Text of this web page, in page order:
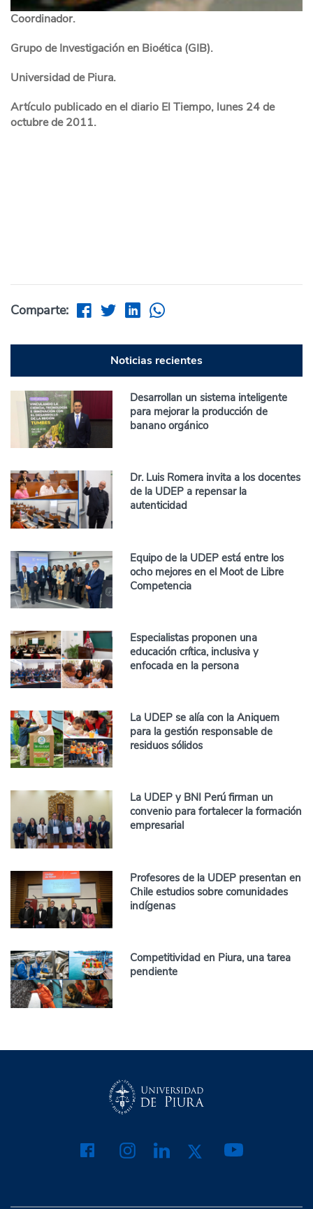
Coordinador.
Grupo de Investigación en Bioética (GIB).
Universidad de Piura.
Artículo publicado en el diario El Tiempo, lunes 24 de
octubre de 2011.
Comparte:
Noticias recientes
Desarrollan un sistema inteligente
para mejorar la producción de
banano orgánico
Dr. Luis Romera invita a los docentes
de la UDEP a repensar la
autenticidad
Equipo de la UDEP está entre los
ocho mejores en el Moot de Libre
Competencia
Especialistas proponen una
educación crítica, inclusiva y
enfocada en la persona
La UDEP se alía con la Aniquem
para la gestión responsable de
residuos sólidos
La UDEP y BNI Perú firman un
convenio para fortalecer la formación
empresarial
Profesores de la UDEP presentan en
Chile estudios sobre comunidades
indígenas
Competitividad en Piura, una tarea
pendiente